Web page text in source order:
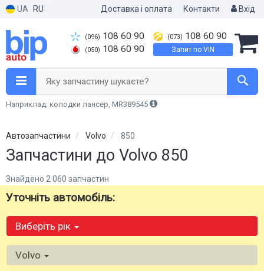
UA RU Доставка і оплата Контакти Вхід
(096) 108 60 90
(050) 108 60 90
(073) 108 60 90
Запит по VIN
Яку запчастину шукаєте?
Наприклад: колодки лансер, MR389545
Автозапчастини Volvo 850
Запчастини до Volvo 850
Знайдено 2 060 запчастин
Уточніть автомобіль:
Виберіть рік
Volvo